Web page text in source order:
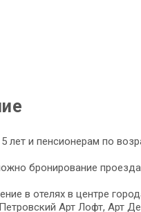
лет и пенсионерам по
бронирование
в отелях в центре
Арт Лофт, Арт